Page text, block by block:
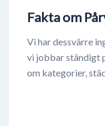
Fakta om
Vi har dessvärre
vi jobbar ständigt
om kategorier,